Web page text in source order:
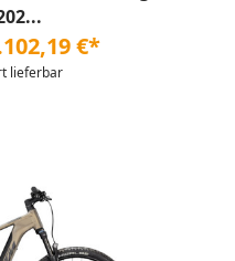
€*
lieferbar